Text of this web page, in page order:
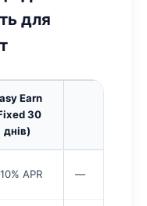
для
Earn
30
днів)
APR —